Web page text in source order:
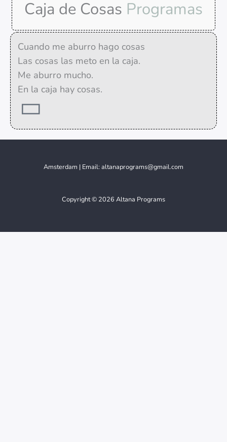
Caja de Cosas Programas
Cuando me aburro hago cosas
Las cosas las meto en la caja.
Me aburro mucho.
En la caja hay cosas.
Amsterdam | Email: altanaprograms@gmail.com
Copyright © 2026 Altana Programs